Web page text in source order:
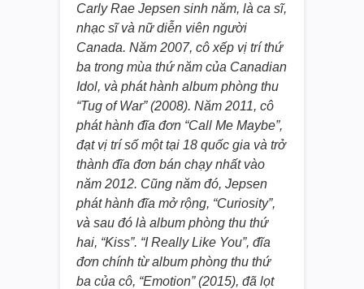
Carly Rae Jepsen sinh năm, là ca sĩ,
nhạc sĩ và nữ diễn viên người
Canada. Năm 2007, cô xếp vị trí thứ
ba trong mùa thứ năm của Canadian
Idol, và phát hành album phòng thu
“Tug of War” (2008). Năm 2011, cô
phát hành đĩa đơn “Call Me Maybe”,
đạt vị trí số một tại 18 quốc gia và trở
thành đĩa đơn bán chạy nhất vào
năm 2012. Cũng năm đó, Jepsen
phát hành đĩa mở rộng, “Curiosity”,
và sau đó là album phòng thu thứ
hai, “Kiss”. “I Really Like You”, đĩa
đơn chính từ album phòng thu thứ
ba của cô, “Emotion” (2015), đã lọt